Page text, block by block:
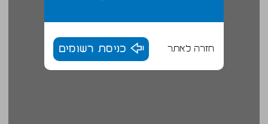
חזרה לאתר כניסת רשומים